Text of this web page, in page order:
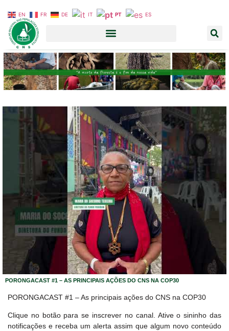
PORONGACAST #1 – AS PRINCIPAIS AÇÕES DO CNS NA COP30
PORONGACAST #1 – As principais ações do CNS na COP30
Clique no botão para se inscrever no canal. Ative o sininho das
notificações e receba um alerta assim que algum novo conteúdo
EN FR DE IT PT ES